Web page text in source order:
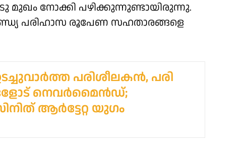
നോക്കി പഴിക്കുന്നുണ്ടായിരുന്നു.
പരിഹാസ രൂപേണ സഹതാരങ്ങളെ
പരിശീലകൻ, പരി​
നെവർമൈൻഡ്;
ആർട്ടേറ്റ യു​ഗം